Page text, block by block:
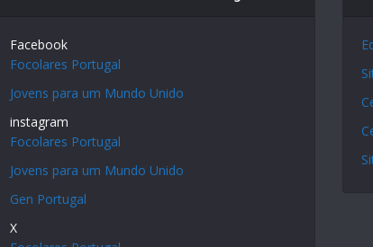
Facebook
Focolares Portugal
Jovens para um Mundo Unido
instagram
Focolares Portugal
Jovens para um Mundo Unido
Gen Portugal
X